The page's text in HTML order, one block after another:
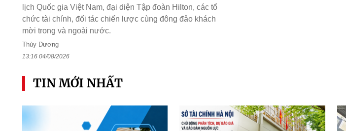
lịch Quốc gia Việt Nam, đại diện Tập đoàn Hilton, các tổ
chức tài chính, đối tác chiến lược cùng đông đảo khách
mời trong và ngoài nước.
Thùy Dương
13:16 04/08/2026
TIN MỚI NHẤT